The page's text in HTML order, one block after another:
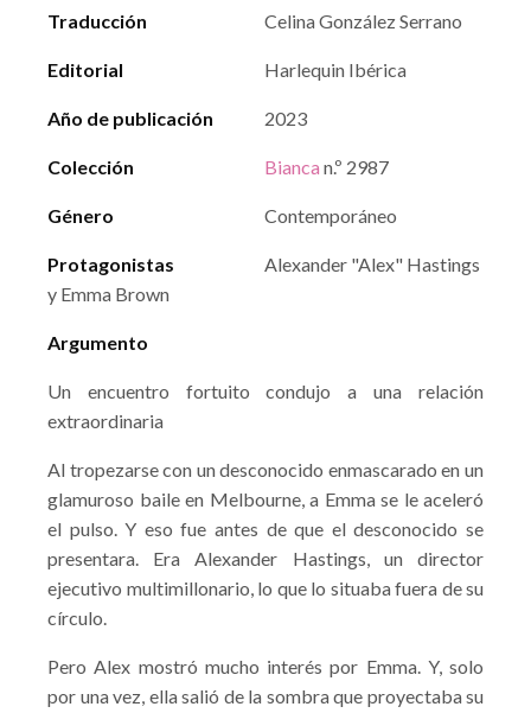
Traducción Celina González Serrano
Editorial Harlequin Ibérica
Año de publicación 2023
Colección Bianca n.º 2987
Género Contemporáneo
Protagonistas
Alexander "Alex" Hastings
y Emma Brown
Argumento
Un encuentro fortuito condujo a una relación
extraordinaria
Al tropezarse con un desconocido enmascarado en un
glamuroso baile en Melbourne, a Emma se le aceleró
el pulso. Y eso fue antes de que el desconocido se
presentara. Era Alexander Hastings, un director
ejecutivo multimillonario, lo que lo situaba fuera de su
círculo.
Pero Alex mostró mucho interés por Emma. Y, solo
por una vez, ella salió de la sombra que proyectaba su